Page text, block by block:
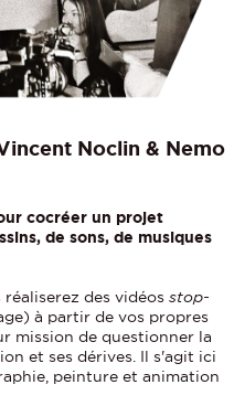
Noclin & Nemo
cocréer un projet
de sons, de musiques
des vidéosstop-
à partir de vos propres
mission de questionner la
et ses dérives. Il s'agit ici
peinture et animation